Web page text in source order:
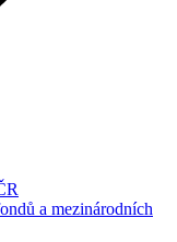
a mezinárodních